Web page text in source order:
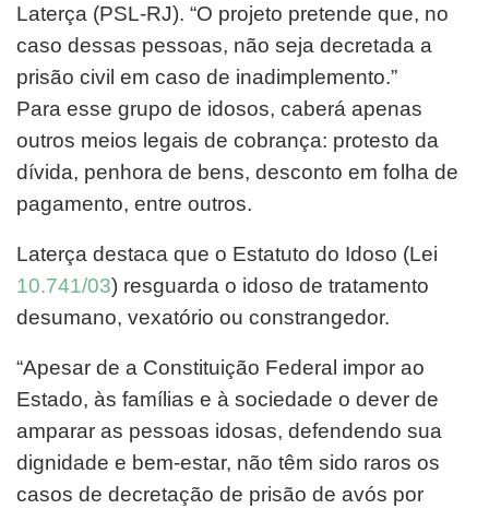
Laterça (PSL-RJ). “O projeto pretende que, no
caso dessas pessoas, não seja decretada a
prisão civil em caso de inadimplemento.”
Para esse grupo de idosos, caberá apenas
outros meios legais de cobrança: protesto da
dívida, penhora de bens, desconto em folha de
pagamento, entre outros.
Laterça destaca que o Estatuto do Idoso (Lei
10.741/03) resguarda o idoso de tratamento
desumano, vexatório ou constrangedor.
“Apesar de a Constituição Federal impor ao
Estado, às famílias e à sociedade o dever de
amparar as pessoas idosas, defendendo sua
dignidade e bem-estar, não têm sido raros os
casos de decretação de prisão de avós por